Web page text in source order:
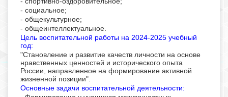
- социальное;
- общекультурное;
- общеинтеллектуальное.
Цель воспитательной работы на 2024-2025 учебный
год:
"Становление и развитие качеств личности на основе
нравственных ценностей и исторического опыта
России, направленное на формирование активной
жизненной позиции".
Основные задачи воспитательной деятельности: